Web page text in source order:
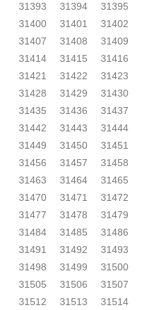
31393
31394 31395
31400
31401 31402
31407
31408 31409
31414
31415 31416
31421
31422 31423
31428
31429 31430
31435
31436 31437
31442
31443 31444
31449
31450 31451
31456
31457 31458
31463
31464 31465
31470
31471 31472
31477
31478 31479
31484
31485 31486
31491
31492 31493
31498
31499 31500
31505
31506 31507
31512
31513 31514